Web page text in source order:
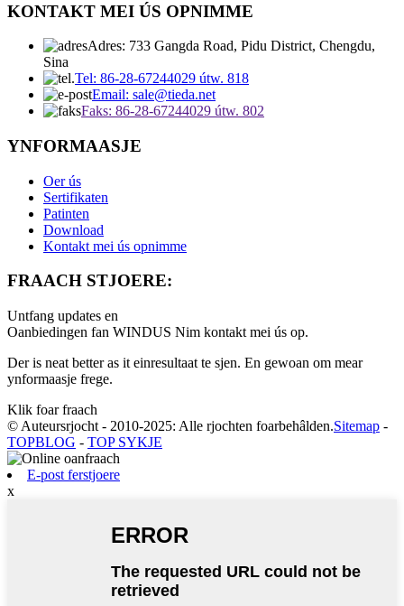
KONTAKT MEI ÚS OPNIMME
Adres: 733 Gangda Road, Pidu District, Chengdu,
Sina
Tel: 86-28-67244029 útw. 818
Email: sale@tieda.net
Faks: 86-28-67244029 útw. 802
YNFORMAASJE
Oer ús
Sertifikaten
Patinten
Download
Kontakt mei ús opnimme
FRAACH STJOERE:
Untfang updates en
Oanbiedingen fan WINDUS Nim kontakt mei ús op.
Der is neat better as it einresultaat te sjen. En gewoan om mear
ynformaasje frege.
Klik foar fraach
© Auteursrjocht - 2010-2025: Alle rjochten foarbehâlden.Sitemap -
TOPBLOG - TOP SYKJE
E-post ferstjoere
x